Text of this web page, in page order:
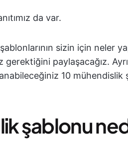
da var.
sizin için neler
paylaşacağız.
10 mühendislik
şablonu